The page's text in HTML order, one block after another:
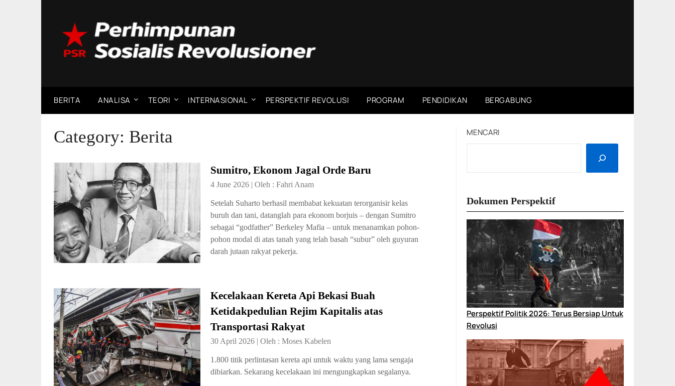
BERITA ANALISA TEORI INTERNASIONAL PERSPEKTIF REVOLUSI PROGRAM PENDIDIKAN BERGABUNG
Category: Berita
Sumitro, Ekonom Jagal Orde Baru
4 June 2026 | Oleh : Fahri Anam
Setelah Suharto berhasil membabat kekuatan terorganisir kelas
buruh dan tani, datanglah para ekonom borjuis – dengan Sumitro
sebagai “godfather” Berkeley Mafia – untuk menanamkan pohon-
pohon modal di atas tanah yang telah basah “subur” oleh guyuran
darah jutaan rakyat pekerja.
Kecelakaan Kereta Api Bekasi Buah
Ketidakpedulian Rejim Kapitalis atas
Transportasi Rakyat
30 April 2026 | Oleh : Moses Kabelen
1.800 titik perlintasan kereta api untuk waktu yang lama sengaja
dibiarkan. Sekarang kecelakaan ini mengungkapkan segalanya.
MENCARI
Dokumen Perspektif
Perspektif Politik 2026: Terus Bersiap Untuk
Revolusi